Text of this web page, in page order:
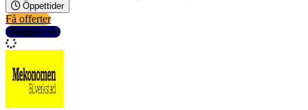
Öppettider
Få offerter
Detaljer